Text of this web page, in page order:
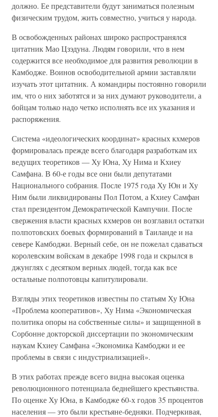
должно. Ее представители будут заниматься полезным
физическим трудом, жить совместно, учиться у народа.
В освобожденных районах широко распространялся
цитатник Мао Цзэдуна. Людям говорили, что в нем
содержится все необходимое для развития революции в
Камбодже. Воинов освободительной армии заставляли
изучать этот цитатник. А командиры постоянно говорили
им, что о них заботятся и за них думают руководители, а
бойцам только надо четко исполнять все их указания и
распоряжения.
Система «идеологических координат» красных кхмеров
формировалась прежде всего благодаря разработкам их
ведущих теоретиков — Ху Юна, Ху Нима и Кхиеу
Самфана. В 60-е годы все они были депутатами
Национального собрания. После 1975 года Ху Юн и Ху
Ним были ликвидированы Пол Потом, а Кхиеу Самфан
стал президентом Демократической Кампучии. После
свержения власти красных кхмеров он возглавил остатки
полпотовских боевых формирований в Таиланде и на
севере Камбоджи. Верный себе, он не пожелал сдаваться
королевским войскам в декабре 1998 года и скрылся в
джунглях с десятком верных людей, тогда как все
остальные полпотовцы капитулировали.
Взгляды этих теоретиков известны по статьям Ху Юна
«Проблема кооперативов», Ху Нима «Экономическая
политика опоры на собственные силы» и защищенной в
Сорбонне докторской диссертации по экономическим
наукам Кхиеу Самфана «Экономика Камбоджи и ее
проблемы в связи с индустриализацией».
В этих работах прежде всего видна высокая оценка
революционного потенциала беднейшего крестьянства.
По оценке Ху Юна, в Камбодже 60-х годов 35 процентов
населения — это были крестьяне-бедняки. Подчеркивая,